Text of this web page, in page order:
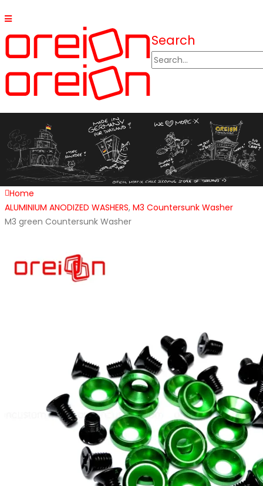
Search
Home
ALUMINIUM ANODIZED WASHERS, M3 Countersunk Washer
M3 green Countersunk Washer